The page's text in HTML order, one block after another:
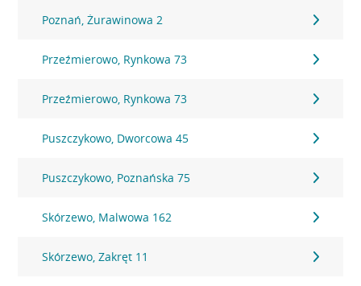
Poznań, Żurawinowa 2
Przeźmierowo, Rynkowa 73
Przeźmierowo, Rynkowa 73
Puszczykowo, Dworcowa 45
Puszczykowo, Poznańska 75
Skórzewo, Malwowa 162
Skórzewo, Zakręt 11